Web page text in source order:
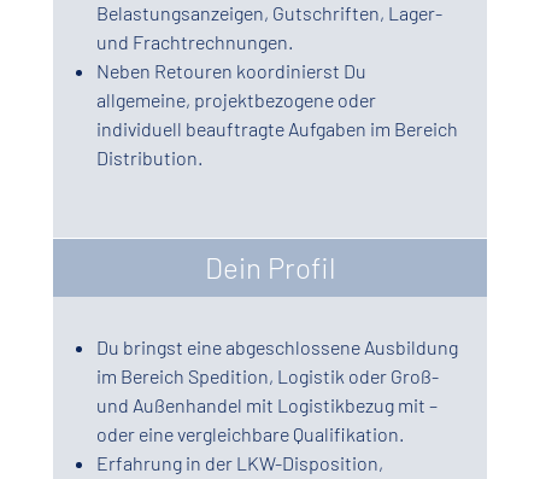
Belastungsanzeigen, Gutschriften, Lager-
und Frachtrechnungen.
Neben Retouren koordinierst Du
allgemeine, projektbezogene oder
individuell beauftragte Aufgaben im Bereich
Distribution.
Dein Profil
Du bringst eine abgeschlossene Ausbildung
im Bereich Spedition, Logistik oder Groß-
und Außenhandel mit Logistikbezug mit –
oder eine vergleichbare Qualifikation.
Erfahrung in der LKW-Disposition,